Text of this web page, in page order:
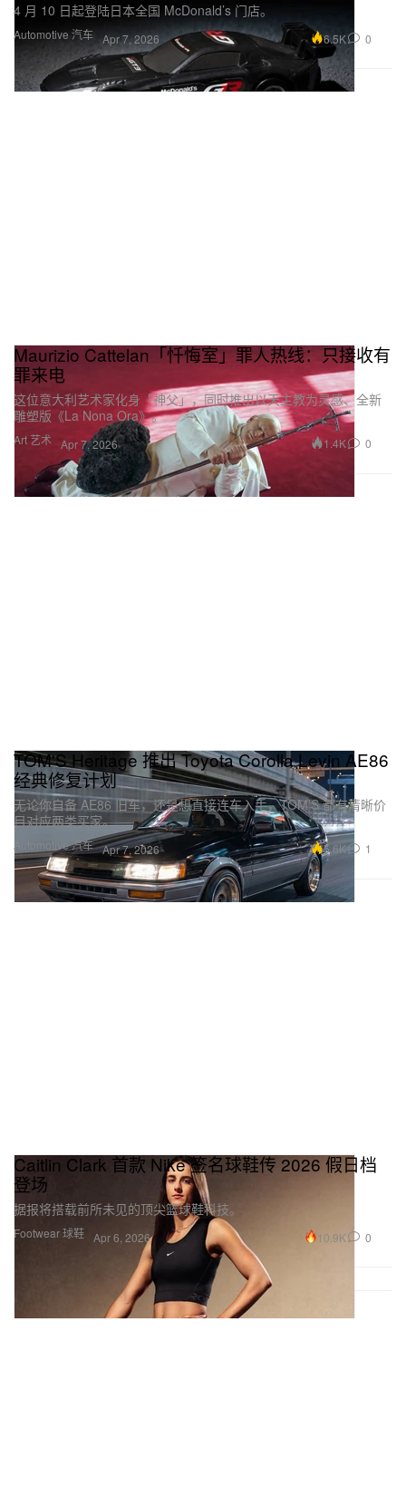
Automotive 汽车
4 月 10 日起登陆日本全国 McDonald’s 门店。
Apr 7, 2026 6.5K 0
Art 艺术
Maurizio Cattelan「忏悔室」罪人热线：只接收有
罪来电
这位意大利艺术家化身「神父」，同时推出以天主教为灵感、全新
雕塑版《La Nona Ora》。
Apr 7, 2026 1.4K 0
Automotive 汽车
TOM'S Heritage 推出 Toyota Corolla Levin AE86
经典修复计划
无论你自备 AE86 旧车，还是想直接连车入手，TOM’S 都有清晰价
目对应两类买家。
Apr 7, 2026 5.6K 1
Footwear 球鞋
Caitlin Clark 首款 Nike 签名球鞋传 2026 假日档
登场
据报将搭载前所未见的顶尖篮球鞋科技。
Apr 6, 2026 10.9K 0